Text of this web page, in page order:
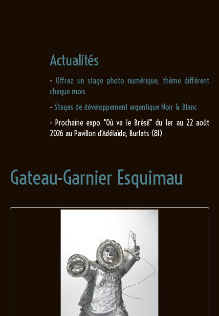
Actualités
-Offrez un stage photo numérique, thème différent
chaque mois
- Stages de développement argentique Noir & Blanc
- Prochaine expo "Où va le Brésil" du 1er au 22 août
2026 au Pavillon d'Adélaïde, Burlats (81)
Gateau-Garnier Esquimau